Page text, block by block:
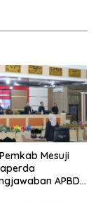
Mesuji
APBD